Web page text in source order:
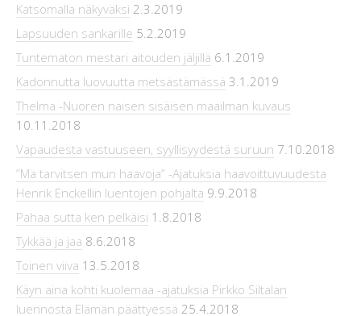
Katsomalla näkyväksi 2.3.2019
Lapsuuden sankarille 5.2.2019
Tuntematon mestari aitouden jäljillä 6.1.2019
Kadonnutta luovuutta metsästämässä 3.1.2019
Thelma -Nuoren naisen sisäisen maailman kuvaus
10.11.2018
Vapaudesta vastuuseen, syyllisyydestä suruun 7.10.2018
”Mä tarvitsen mun haavoja” -Ajatuksia haavoittuvuudesta
Henrik Enckellin luentojen pohjalta 9.9.2018
Pahaa sutta ken pelkäisi 1.8.2018
Tykkää ja jaa 8.6.2018
Toinen viiva 13.5.2018
Käyn aina kohti kuolemaa -ajatuksia Pirkko Siltalan
luennosta Elämän päättyessä 25.4.2018